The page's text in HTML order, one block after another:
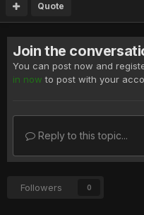
Quote
Join the
You can post now and
in now to post with your
Reply to this topic...
Followers 0